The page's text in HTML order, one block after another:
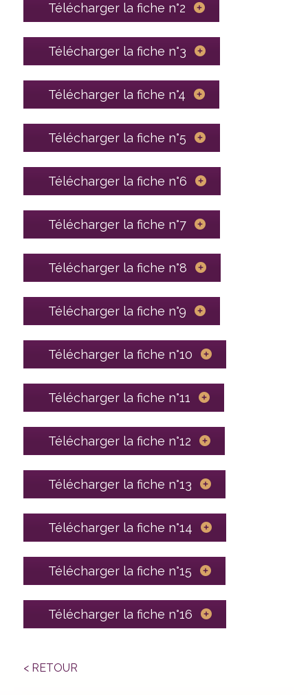
Télécharger la fiche n°2
Télécharger la fiche n°3
Télécharger la fiche n°4
Télécharger la fiche n°5
Télécharger la fiche n°6
Télécharger la fiche n°7
Télécharger la fiche n°8
Télécharger la fiche n°9
Télécharger la fiche n°10
Télécharger la fiche n°11
Télécharger la fiche n°12
Télécharger la fiche n°13
Télécharger la fiche n°14
Télécharger la fiche n°15
Télécharger la fiche n°16
< RETOUR